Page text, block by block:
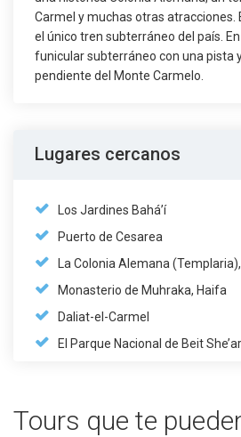
Carmel y muchas otras atracciones.
el único tren subterráneo del país.
funicular subterráneo con una pista
pendiente del Monte Carmelo.
Lugares cercanos
Los Jardines Bahá’í
Puerto de Cesarea
La Colonia Alemana
Monasterio de Muhraka, Haifa
Daliat-el-Carmel
El Parque Nacional de Beit
Tours que te